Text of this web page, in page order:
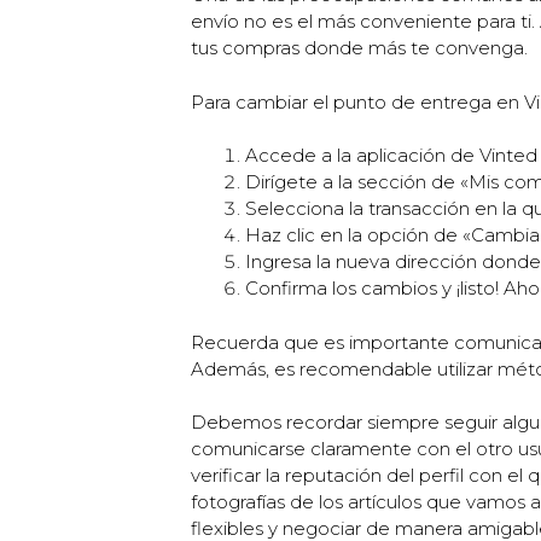
envío no es el más conveniente para
tus compras donde más te convenga.
Para cambiar el punto de entrega en
Accede a la aplicación de
Dirígete a la sección de «Mis
Selecciona la transacción en la
Haz clic en la opción de
Ingresa la nueva dirección
Confirma los cambios y ¡listo!
Recuerda que es importante
Además, es recomendable utilizar
Debemos recordar siempre seguir
comunicarse claramente con el otro
verificar la reputación del perfil con el
fotografías de los artículos que vamos
flexibles y negociar de manera